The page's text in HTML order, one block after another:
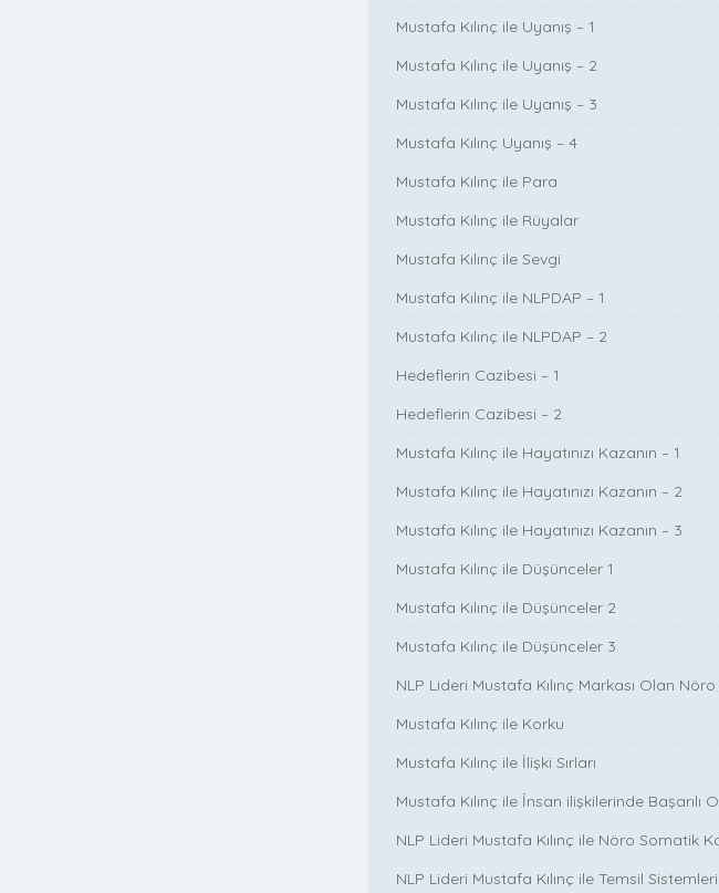
Mustafa Kılınç ile Uyanış – 1
Mustafa Kılınç ile Uyanış – 2
Mustafa Kılınç ile Uyanış – 3
Mustafa Kılınç Uyanış – 4
Mustafa Kılınç ile Para
Mustafa Kılınç ile Rüyalar
Mustafa Kılınç ile Sevgi
Mustafa Kılınç ile NLPDAP – 1
Mustafa Kılınç ile NLPDAP – 2
Hedeflerin Cazibesi – 1
Hedeflerin Cazibesi – 2
Mustafa Kılınç ile Hayatınızı Kazanın – 1
Mustafa Kılınç ile Hayatınızı Kazanın – 2
Mustafa Kılınç ile Hayatınızı Kazanın – 3
Mustafa Kılınç ile Düşünceler 1
Mustafa Kılınç ile Düşünceler 2
Mustafa Kılınç ile Düşünceler 3
NLP Lideri Mustafa Kılınç Markası Olan
Mustafa Kılınç ile Korku
Mustafa Kılınç ile İlişki Sırları
Mustafa Kılınç ile İnsan ilişkilerinde Başarılı
NLP Lideri Mustafa Kılınç ile Nöro Somatik
NLP Lideri Mustafa Kılınç ile Temsil Sistemleri